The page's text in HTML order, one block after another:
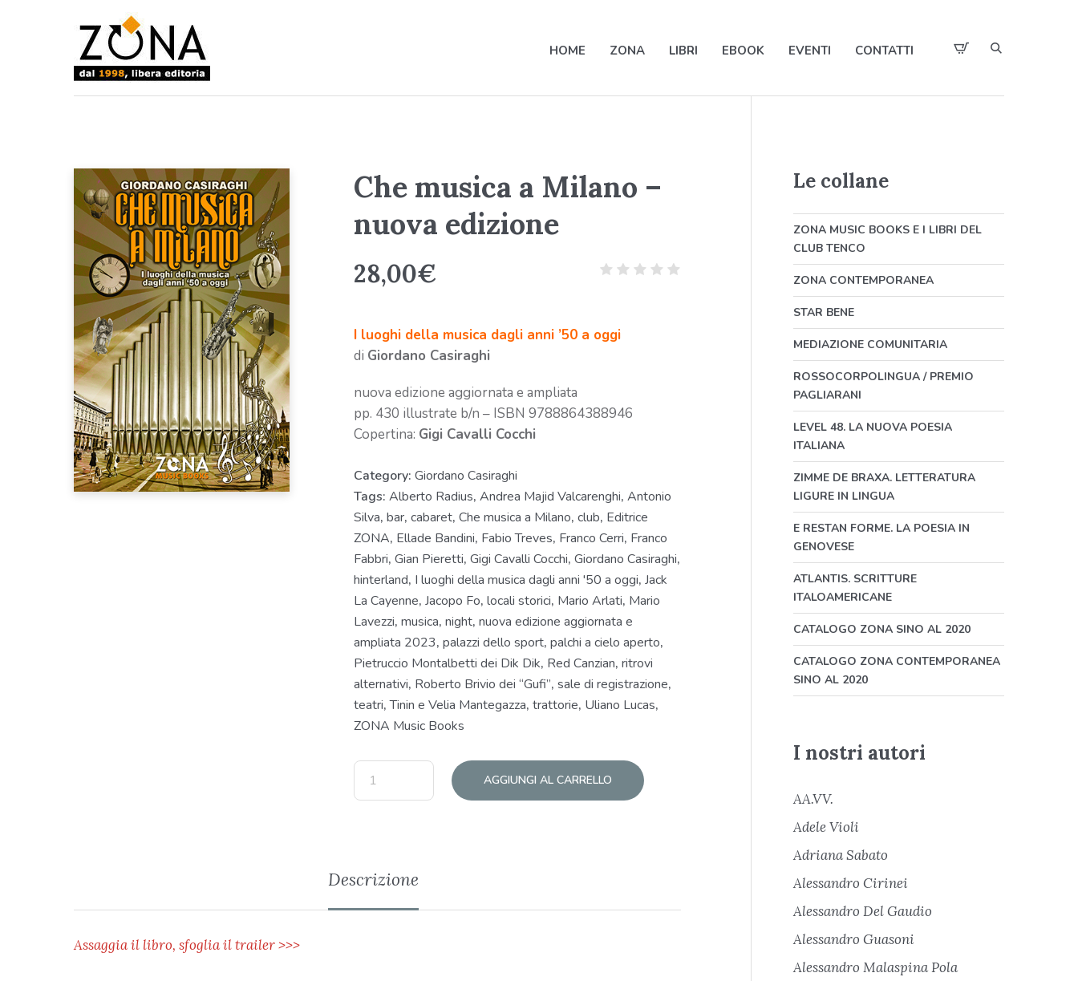
HOME ZONA LIBRI EBOOK EVENTI CONTATTI
Che musica a Milano –
nuova edizione
28,00€
I luoghi della musica dagli anni ’50 a oggi
di Giordano Casiraghi
nuova edizione aggiornata e ampliata
pp. 430 illustrate b/n – ISBN 9788864388946
Copertina: Gigi Cavalli Cocchi
Category: Giordano Casiraghi
Tags: Alberto Radius, Andrea Majid Valcarenghi, Antonio
Silva, bar, cabaret, Che musica a Milano, club, Editrice
ZONA, Ellade Bandini, Fabio Treves, Franco Cerri, Franco
Fabbri, Gian Pieretti, Gigi Cavalli Cocchi, Giordano Casiraghi,
hinterland, I luoghi della musica dagli anni '50 a oggi, Jack
La Cayenne, Jacopo Fo, locali storici, Mario Arlati, Mario
Lavezzi, musica, night, nuova edizione aggiornata e
ampliata 2023, palazzi dello sport, palchi a cielo aperto,
Pietruccio Montalbetti dei Dik Dik, Red Canzian, ritrovi
alternativi, Roberto Brivio dei “Gufi”, sale di registrazione,
teatri,Tinin e Velia Mantegazza, trattorie, Uliano Lucas,
ZONA Music Books
AGGIUNGI AL CARRELLO
Descrizione
Assaggia il libro, sfoglia il trailer >>>
Le collane
ZONA MUSIC BOOKS E I LIBRI DEL
CLUB TENCO
ZONA CONTEMPORANEA
STAR BENE
MEDIAZIONE COMUNITARIA
ROSSOCORPOLINGUA / PREMIO
PAGLIARANI
LEVEL 48. LA NUOVA POESIA
ITALIANA
ZIMME DE BRAXA. LETTERATURA
LIGURE IN LINGUA
E RESTAN FORME. LA POESIA IN
GENOVESE
ATLANTIS. SCRITTURE
ITALOAMERICANE
CATALOGO ZONA SINO AL 2020
CATALOGO ZONA CONTEMPORANEA
SINO AL 2020
I nostri autori
AA.VV.
Adele Violi
Adriana Sabato
Alessandro Cirinei
Alessandro Del Gaudio
Alessandro Guasoni
Alessandro Malaspina Pola